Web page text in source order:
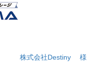
株式会社Destiny 様